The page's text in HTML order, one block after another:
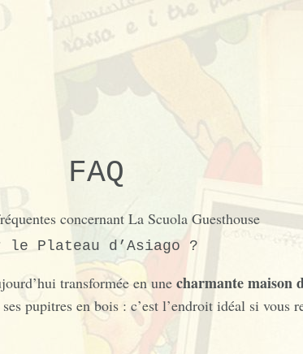
FAQ
concernant La Scuola Guesthouse
le Plateau d’Asiago ?
transformée en une charmante maison
pupitres en bois : c’est l’endroit idéal si vous